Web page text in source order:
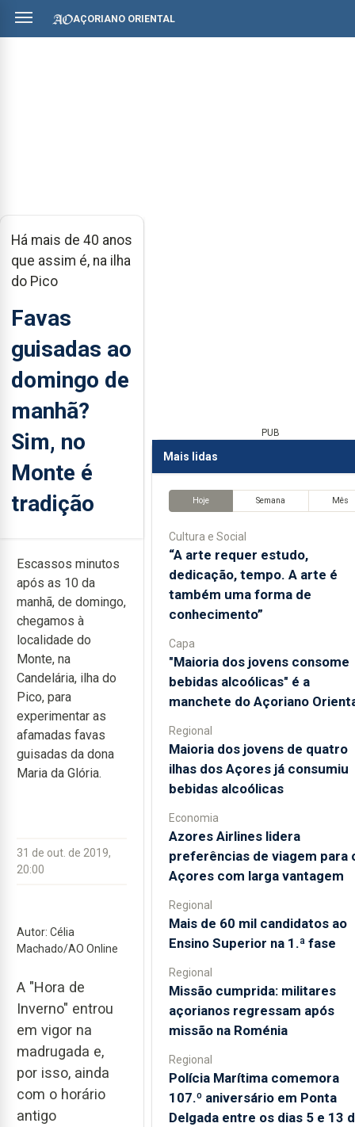
AÇORIANO ORIENTAL
Há mais de 40 anos
que assim é, na ilha
do Pico
Favas
guisadas ao
domingo de
manhã?
Sim, no
Monte é
tradição
Escassos minutos
após as 10 da
manhã, de domingo,
chegamos à
localidade do
Monte, na
Candelária, ilha do
Pico, para
experimentar as
afamadas favas
guisadas da dona
Maria da Glória.
31 de out. de 2019,
20:00
Autor: Célia
Machado/AO Online
A "Hora de
Inverno" entrou
em vigor na
madrugada e,
por isso, ainda
com o horário
antigo
PUB
Mais lidas
Hoje Semana Mês
Cultura e Social
“A arte requer estudo,
dedicação, tempo. A arte é
também uma forma de
conhecimento”
Capa
"Maioria dos jovens consome
bebidas alcoólicas" é a
manchete do Açoriano
Regional
Maioria dos jovens de quatro
ilhas dos Açores já consumiu
bebidas alcoólicas
Economia
Azores Airlines lidera
preferências de viagem para
Açores com larga vantagem
Regional
Mais de 60 mil candidatos ao
Ensino Superior na 1.ª fase
Regional
Missão cumprida: militares
açorianos regressam após
missão na Roménia
Regional
Polícia Marítima comemora
107.º aniversário em Ponta
Delgada entre os dias 5 e 13